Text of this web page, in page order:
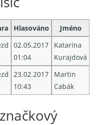
Hlasováno
Jméno
02.05.2017
01:04
Katarína
Kurajdová
23.02.2017
10:43
Martin
Cabák